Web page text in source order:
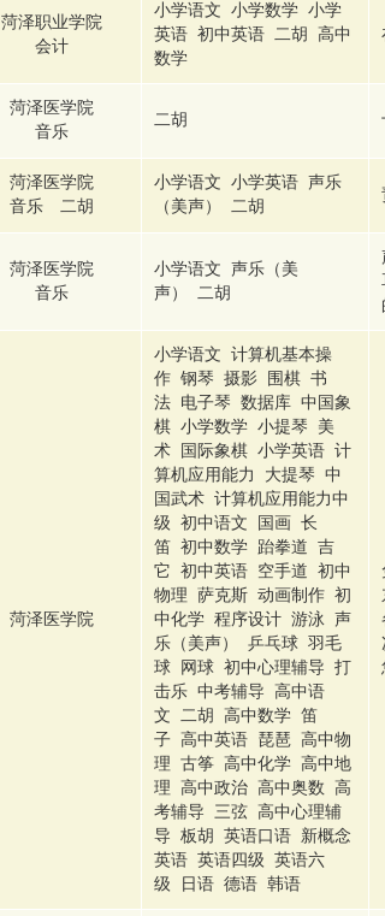
菏泽职业学院
会计
小学语文 小学数学 小学
英语 初中英语 二胡 高中
数学
菏泽医学院
音乐
二胡
菏泽医学院
音乐 二胡
小学语文 小学英语 声乐
（美声） 二胡
菏泽医学院
音乐
小学语文 声乐（美
声） 二胡
菏泽医学院
小学语文 计算机基本操
作 钢琴 摄影 围棋 书
法 电子琴 数据库 中国象
棋 小学数学 小提琴 美
术 国际象棋 小学英语 计
算机应用能力 大提琴 中
国武术 计算机应用能力中
级 初中语文 国画 长
笛 初中数学 跆拳道 吉
它 初中英语 空手道 初中
物理 萨克斯 动画制作 初
中化学 程序设计 游泳 声
乐（美声） 乒乓球 羽毛
球 网球 初中心理辅导 打
击乐 中考辅导 高中语
文 二胡 高中数学 笛
子 高中英语 琵琶 高中物
理 古筝 高中化学 高中地
理 高中政治 高中奥数 高
考辅导 三弦 高中心理辅
导 板胡 英语口语 新概念
英语 英语四级 英语六
级 日语 德语 韩语